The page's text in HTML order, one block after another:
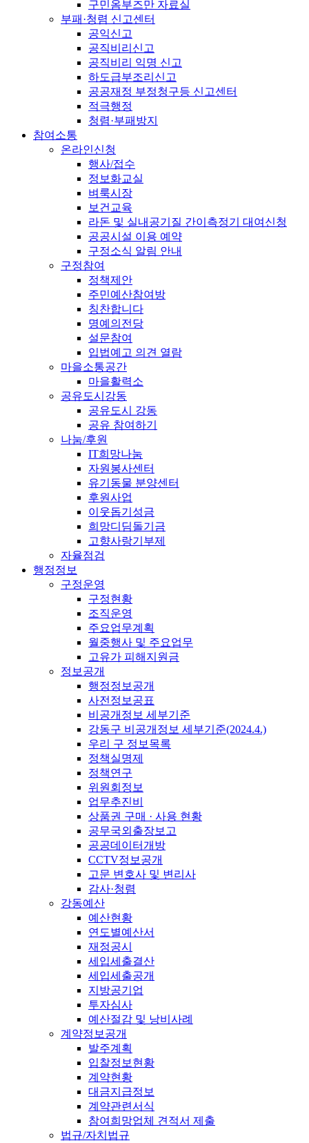
구민옴부즈만 자료실
부패·청렴 신고센터
공익신고
공직비리신고
공직비리 익명 신고
하도급부조리신고
공공재정 부정청구등 신고센터
적극행정
청렴·부패방지
참여소통
온라인신청
행사/접수
정보화교실
벼룩시장
보건교육
라돈 및 실내공기질 간이측정기 대여신청
공공시설 이용 예약
구정소식 알림 안내
구정참여
정책제안
주민예산참여방
칭찬합니다
명예의전당
설문참여
입법예고 의견 열람
마을소통공간
마을활력소
공유도시강동
공유도시 강동
공유 참여하기
나눔/후원
IT희망나눔
자원봉사센터
유기동물 분양센터
후원사업
이웃돕기성금
희망디딤돌기금
고향사랑기부제
자율점검
행정정보
구정운영
구정현황
조직운영
주요업무계획
월중행사 및 주요업무
고유가 피해지원금
정보공개
행정정보공개
사전정보공표
비공개정보 세부기준
강동구 비공개정보 세부기준(2024.4.)
우리 구 정보목록
정책실명제
정책연구
위원회정보
업무추진비
상품권 구매 · 사용 현황
공무국외출장보고
공공데이터개방
CCTV정보공개
고문 변호사 및 변리사
감사·청렴
강동예산
예산현황
연도별예산서
재정공시
세입세출결산
세입세출공개
지방공기업
투자심사
예산절감 및 낭비사례
계약정보공개
발주계획
입찰정보현황
계약현황
대금지급정보
계약관련서식
참여희망업체 견적서 제출
법규/자치법규